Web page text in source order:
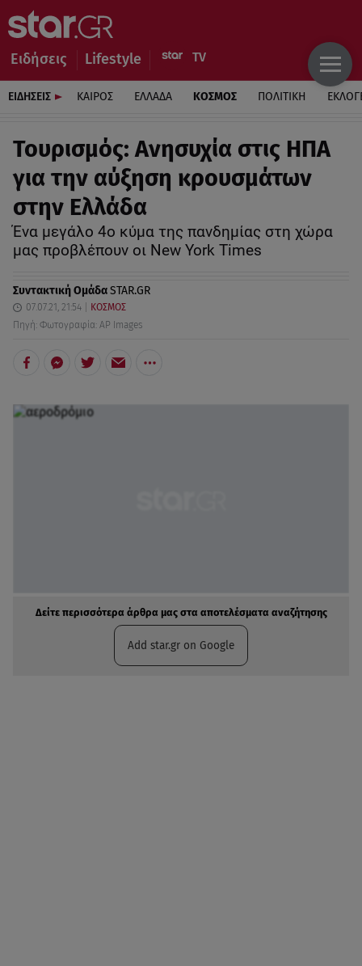
Ειδήσεις Lifestyle
ΕΙΔΗΣΕΙΣ ΚΑΙΡΟΣ ΕΛΛΑΔΑ ΚΟΣΜΟΣ ΠΟΛΙΤΙΚΗ
Τουρισμός: Ανησυχία στις ΗΠΑ
για την αύξηση κρουσμάτων
στην Ελλάδα
Ένα μεγάλο 4o κύμα της πανδημίας στη χώρα
μας προβλέπουν οι New York Times
Συντακτική ΟμάδαSTAR.GR
07.07.21, 21:54
ΚΟΣΜΟΣ
Πηγή: Φωτογραφία: AP Images
Δείτε περισσότερα άρθρα μας στα αποτελέσματα αναζήτησης
Add star.gr on Google